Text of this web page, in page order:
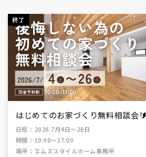
終了
はじめてのお家づくり無料相談会🔰
日程 ： 2026.7月4日～26日
時間 ： 10:00〜17:00
場所 ： エムズスタイルホーム事務所